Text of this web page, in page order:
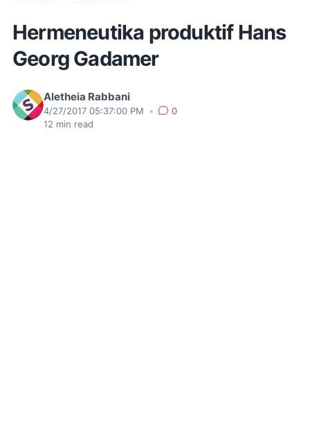
Hermeneutika produktif Hans
Georg Gadamer
Aletheia Rabbani
4/27/2017 05:37:00 PM •
0
12 min read